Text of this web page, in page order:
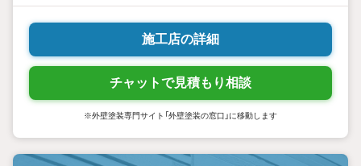
施工店の詳細
チャットで見積もり相談
※外壁塗装専門サイト「外壁塗装の窓口」に移動します